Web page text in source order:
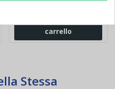
carrello
Stessa